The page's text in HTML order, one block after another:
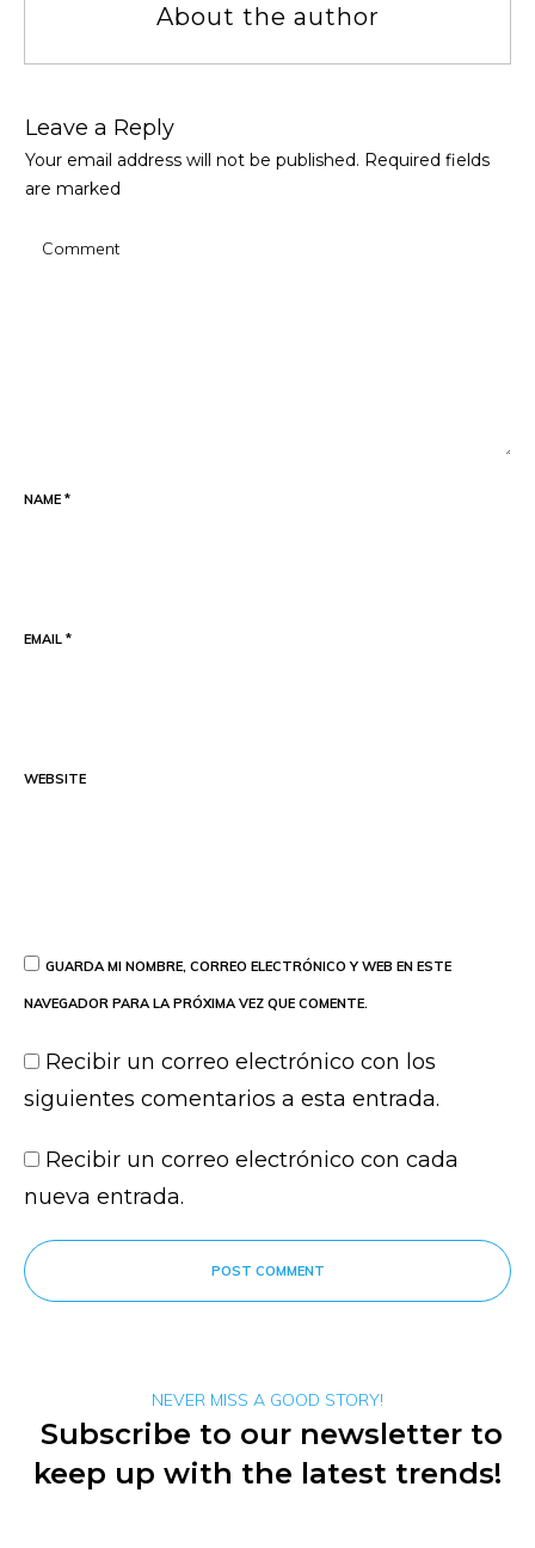
About the author
Leave a Repl​​​​​y
Your email address will not be published. Required fields
are marked
NAME *
EMAIL *
WEBSITE
GUARDA MI NOMBRE, CORREO ELECTRÓNICO Y WEB EN ESTE
NAVEGADOR PARA LA PRÓXIMA VEZ QUE COMENTE.
Recibir un correo electrónico con los
siguientes comentarios a esta entrada.
Recibir un correo electrónico con cada
nueva entrada.
POST COMMENT
NEVER MISS A GOOD STORY!
Subscribe to our newsletter to
keep up with the latest trends!